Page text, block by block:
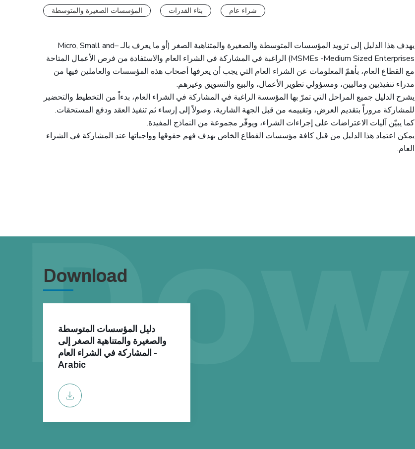
المؤسسات الصغيرة والمتوسطة
بناء القدرات شراء عام
يهدف هذا الدليل إلى تزويد المؤسسات المتوسطة والصغيرة والمتناهية الصغر (أو ما يعرف بالـ –Micro, Small and
Medium Sized Enterprises
-
MSMEs) الراغبة في المشاركة في الشراء العام والاستفادة من فرص الأعمال المتاحة
مع القطاع العام، بأهمّ المعلومات عن الشراء العام التي يجب أن يعرفها أصحاب هذه المؤسسات والعاملين فيها من
مدراء تنفيذيين وماليين، ومسؤولي تطوير الأعمال، والبيع والتسويق وغيرهم.
يشرح الدليل جميع المراحل التي تمرّ بها المؤسسة الراغبة في المشاركة في الشراء العام، بدءاً من التخطيط والتحضير
للمشاركة مروراً بتقديم العرض، وتقييمه من قبل الجهة الشارية، وصولاً إلى إرساء ثم تنفيذ العقد ودفع المستحقات.
كما يبيّن آليات الاعتراضات على إجراءات الشراء، ويوفّر مجموعة من النماذج المفيدة.
يمكن اعتماد هذا الدليل من قبل كافة مؤسسات القطاع الخاص بهدف فهم حقوقها وواجباتها عند المشاركة في الشراء
العام.
Download
دليل المؤسسات المتوسطة
والصغيرة والمتناهية الصغر إلى
المشاركة في الشراء العام -
Arabic